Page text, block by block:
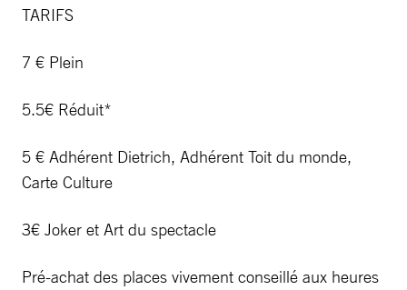
TARIFS
7 € Plein
5.5€ Réduit*
5 € Adhérent Dietrich, Adhérent Toit du monde,
Carte Culture
3€ Joker et Art du spectacle
Pré-achat des places vivement conseillé aux heures